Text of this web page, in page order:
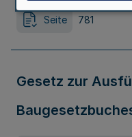
Seite 781
Gesetz zur